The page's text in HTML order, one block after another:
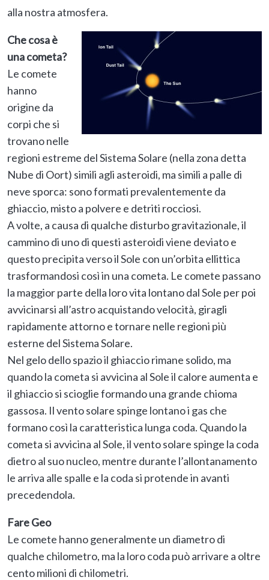
alla nostra atmosfera.
Che cosa è
una cometa?
Le comete
hanno
origine da
corpi che si
trovano nelle
regioni estreme del Sistema Solare (nella zona detta
Nube di Oort) simili agli asteroidi, ma simili a palle di
neve sporca: sono formati prevalentemente da
ghiaccio, misto a polvere e detriti rocciosi.
A volte, a causa di qualche disturbo gravitazionale, il
cammino di uno di questi asteroidi viene deviato e
questo precipita verso il Sole con un’orbita ellittica
trasformandosi così in una cometa. Le comete passano
la maggior parte della loro vita lontano dal Sole per poi
avvicinarsi all’astro acquistando velocità, giragli
rapidamente attorno e tornare nelle regioni più
esterne del Sistema Solare.
Nel gelo dello spazio il ghiaccio rimane solido, ma
quando la cometa si avvicina al Sole il calore aumenta e
il ghiaccio si scioglie formando una grande chioma
gassosa. Il vento solare spinge lontano i gas che
formano così la caratteristica lunga coda. Quando la
cometa si avvicina al Sole, il vento solare spinge la coda
dietro al suo nucleo, mentre durante l’allontanamento
le arriva alle spalle e la coda si protende in avanti
precedendola.
Fare Geo
Le comete hanno generalmente un diametro di
qualche chilometro, ma la loro coda può arrivare a oltre
cento milioni di chilometri.